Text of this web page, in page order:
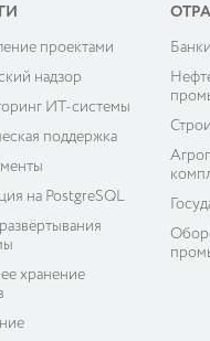
проектами
надзор
ИТ-системы
поддержка
на PostgreSQL
хранение